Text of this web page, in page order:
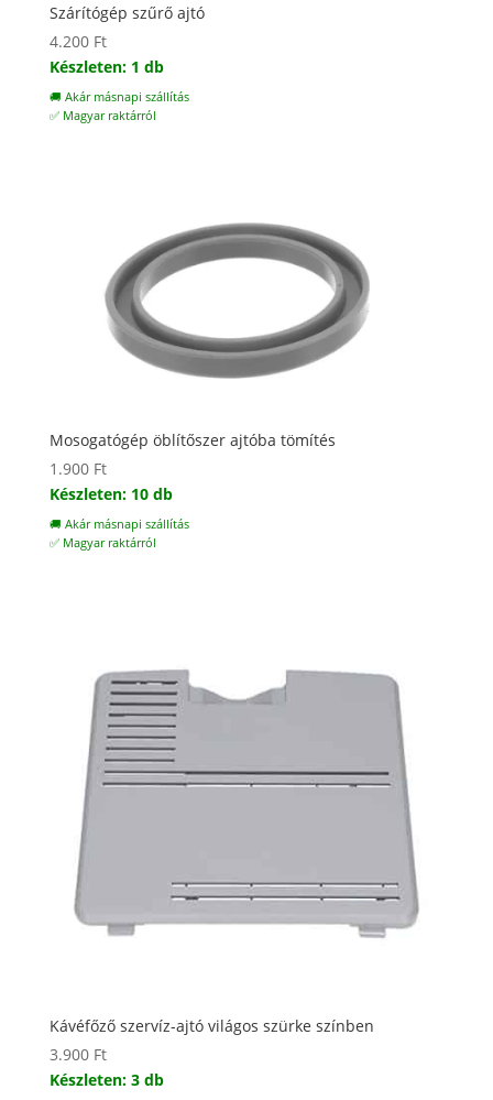
Szárítógép szűrő ajtó
4.200 Ft
Készleten: 1 db
🚚 Akár másnapi szállítás
✅ Magyar raktárról
Mosogatógép öblítőszer ajtóba tömítés
1.900 Ft
Készleten: 10 db
🚚 Akár másnapi szállítás
✅ Magyar raktárról
Kávéfőző szervíz-ajtó világos szürke színben
3.900 Ft
Készleten: 3 db